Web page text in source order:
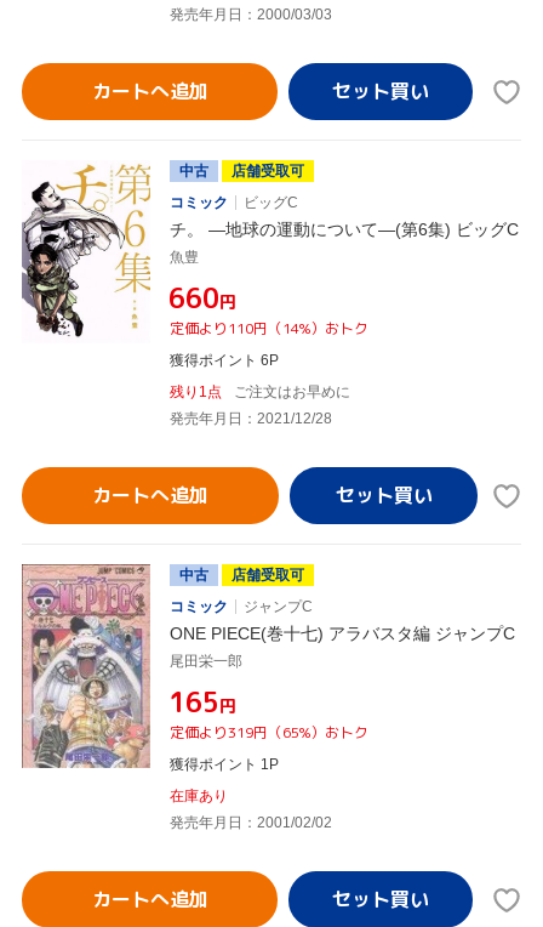
発売年月日：2000/03/03
カートへ追加
中古
店舗受取可
コミック
ビッグC
チ。 ―地球の運動について―(第6集) ビッグC
魚豊
¥660円
定価より110円（14%）おトク
獲得ポイント 6P
残り1点
ご注文はお早めに
発売年月日：2021/12/28
カートへ追加
中古
店舗受取可
コミック
ジャンプC
ONE PIECE(巻十七) アラバスタ編 ジャンプC
尾田栄一郎
¥165円
定価より319円（65%）おトク
獲得ポイント 1P
在庫あり
発売年月日：2001/02/02
カートへ追加